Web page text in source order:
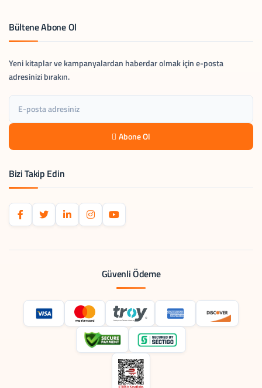
Bültene Abone Ol
Yeni kitaplar ve kampanyalardan haberdar olmak için e-posta
adresinizi bırakın.
Abone Ol
Bizi Takip Edin
Güvenli Ödeme